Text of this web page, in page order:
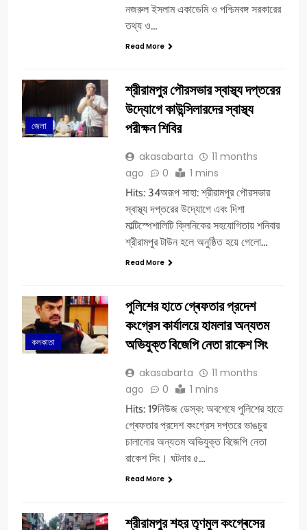
নজরুল ইসলাম একাডেমি ও পশ্চিমবঙ্গ সরকারের
তথ্য ও…
Read More
জেলা
শ্রীরামপুর পৌরসভার স্বাস্থ্য দপ্তরের
উদ্যোগে কাউন্সিলারদের স্বাস্থ্য
পরীক্ষন শিবির
akasabarta
11 months
ago
0 1 mins
Hits: 34অরূপ সাহা: শ্রীরামপুর পৌরসভার
স্বাস্থ্য দপ্তরের উদ্যোগে এবং দিশা
মাল্টিস্পেশালিটি ক্লিনিকের সহযোগিতায় শনিবার
শ্রীরামপুর টাউন হলে অনুষ্ঠিত হয়ে গেলো…
Read More
কলকাতা
পুলিশের হাতে গ্ৰেফতার প্রদেশ
কংগ্রেস কার্যালয়ে হামলার অন্যতম
অভিযুক্ত বিজেপি নেতা রাকেশ সিং
akasabarta
11 months
ago
0 1 mins
Hits: 19নিউজ ডেস্ক: অবশেষে পুলিশের হাতে
গ্ৰেফতার প্রদেশ কংগ্রেস দপ্তরে ভাঙচুর
চালানোর অন্যতম অভিযুক্ত বিজেপি নেতা
রাকেশ সিং। ঘটনার ৫…
Read More
শ্রীরামপুর শহর তৃণমুল কংগ্ৰেসের